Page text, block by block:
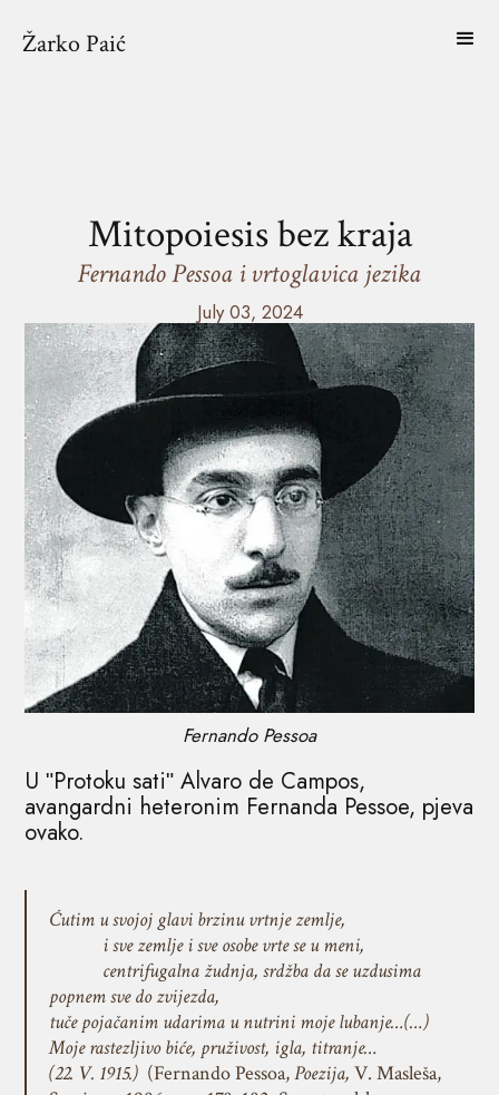
Žarko Paić
Mitopoiesis bez kraja
Fernando Pessoa i vrtoglavica jezika
July 03, 2024
Fernando Pessoa
U ʺProtoku satiʺ Alvaro de Campos,
avangardni heteronim Fernanda Pessoe, pjeva
ovako.
Ćutim u svojoj glavi brzinu vrtnje zemlje,
i sve zemlje i sve osobe vrte se u meni,
centrifugalna žudnja, srdžba da se uzdusima
popnem sve do zvijezda,
tuče pojačanim udarima u nutrini moje lubanje…(…)
Moje rastezljivo biće, pruživost, igla, titranje…
(22. V. 1915.) (Fernando Pessoa,Poezija, V. Masleša,